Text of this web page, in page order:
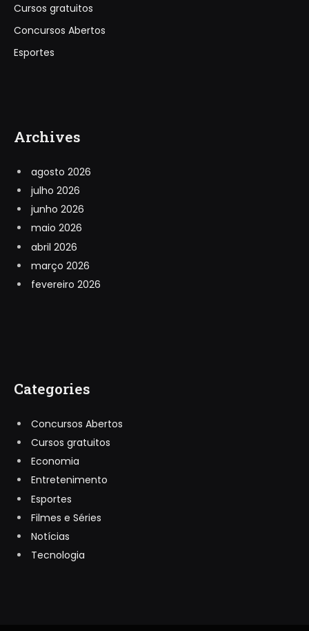
Cursos gratuitos
Concursos Abertos
Esportes
Archives
agosto 2026
julho 2026
junho 2026
maio 2026
abril 2026
março 2026
fevereiro 2026
Categories
Concursos Abertos
Cursos gratuitos
Economia
Entretenimento
Esportes
Filmes e Séries
Notícias
Tecnologia